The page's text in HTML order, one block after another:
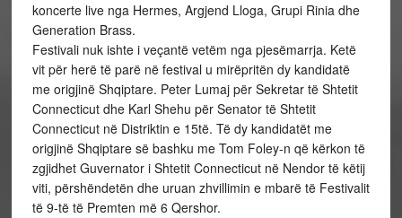
koncerte live nga Hermes, Argjend Lloga, Grupi Rinia dhe
Generation Brass.
Festivali nuk ishte i veçantë vetëm nga pjesëmarrja. Ketë
vit për herë të parë në festival u mirëpritën dy kandidatë
me origjinë Shqiptare. Peter Lumaj për Sekretar të Shtetit
Connecticut dhe Karl Shehu për Senator të Shtetit
Connecticut në Distriktin e 15të. Të dy kandidatët me
origjinë Shqiptare së bashku me Tom Foley-n që kërkon të
zgjidhet Guvernator i Shtetit Connecticut në Nendor të këtij
viti, përshëndetën dhe uruan zhvillimin e mbarë të Festivalit
të 9-të të Premten më 6 Qershor.